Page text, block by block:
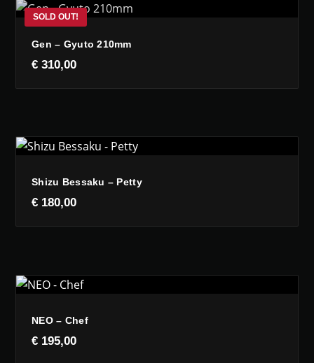
Gen – Gyuto 210mm
€ 310,00
Shizu Bessaku – Petty
€ 180,00
NEO – Chef
€ 195,00